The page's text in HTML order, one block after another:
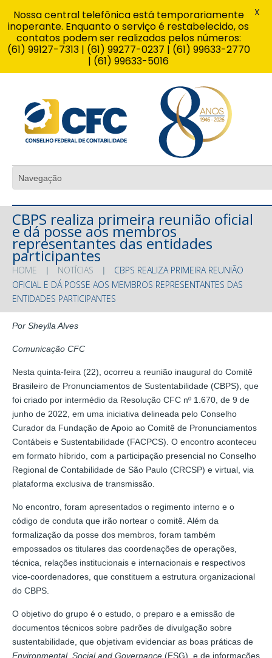
CBPS realiza primeira reunião oficial
e dá posse aos membros
representantes das entidades
participantes
HOME NOTÍCIAS
CBPS REALIZA PRIMEIRA REUNIÃO
OFICIAL E DÁ POSSE AOS MEMBROS REPRESENTANTES DAS
ENTIDADES PARTICIPANTES
Por Sheylla Alves
Comunicação CFC
Nesta quinta-feira (22), ocorreu a reunião inaugural do Comitê
Brasileiro de Pronunciamentos de Sustentabilidade (CBPS), que
foi criado por intermédio da Resolução CFC nº 1.670, de 9 de
junho de 2022, em uma iniciativa delineada pelo Conselho
Curador da Fundação de Apoio ao Comitê de Pronunciamentos
Contábeis e Sustentabilidade (FACPCS). O encontro aconteceu
em formato híbrido, com a participação presencial no Conselho
Regional de Contabilidade de São Paulo (CRCSP) e virtual, via
plataforma exclusiva de transmissão.
No encontro, foram apresentados o regimento interno e o
código de conduta que irão nortear o comitê. Além da
formalização da posse dos membros, foram também
empossados os titulares das coordenações de operações,
técnica, relações institucionais e internacionais e respectivos
vice-coordenadores, que constituem a estrutura organizacional
do CBPS.
O objetivo do grupo é o estudo, o preparo e a emissão de
documentos técnicos sobre padrões de divulgação sobre
sustentabilidade, que objetivam evidenciar as boas práticas de
Environmental, Social and Governance (ESG), e de informações
Nossa central telefônica está temporariamente
inoperante. Enquanto o serviço é restabelecido, os
contatos podem ser realizados pelos números:
(61) 99127-7313 | (61) 99277-0237 | (61) 99633-2770
| (61) 99633-5016
X